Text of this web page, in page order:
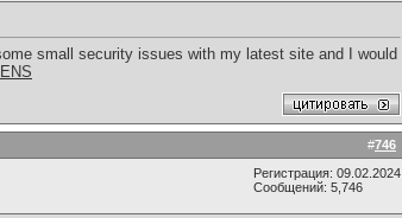
small security issues with my latest site and I would
#746
Регистрация: 09.02.2024
Сообщений: 5,746